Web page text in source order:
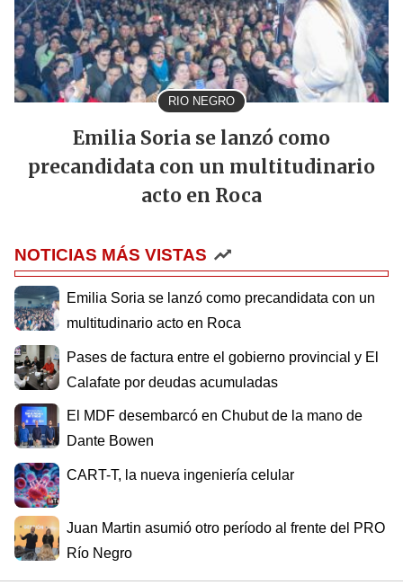
RIO NEGRO
Emilia Soria se lanzó como
precandidata con un multitudinario
acto en Roca
NOTICIAS MÁS VISTAS
Emilia Soria se lanzó como precandidata con un
multitudinario acto en Roca
Pases de factura entre el gobierno provincial y El
Calafate por deudas acumuladas
El MDF desembarcó en Chubut de la mano de
Dante Bowen
CART-T, la nueva ingeniería celular
Juan Martin asumió otro período al frente del PRO
Río Negro